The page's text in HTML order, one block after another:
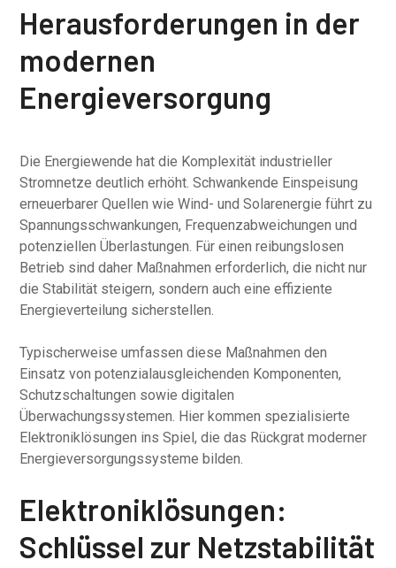
Herausforderungen in der
modernen
Energieversorgung
Die Energiewende hat die Komplexität industrieller
Stromnetze deutlich erhöht. Schwankende Einspeisung
erneuerbarer Quellen wie Wind- und Solarenergie führt zu
Spannungsschwankungen, Frequenzabweichungen und
potenziellen Überlastungen. Für einen reibungslosen
Betrieb sind daher Maßnahmen erforderlich, die nicht nur
die Stabilität steigern, sondern auch eine effiziente
Energieverteilung sicherstellen.
Typischerweise umfassen diese Maßnahmen den
Einsatz von potenzialausgleichenden Komponenten,
Schutzschaltungen sowie digitalen
Überwachungssystemen. Hier kommen spezialisierte
Elektroniklösungen ins Spiel, die das Rückgrat moderner
Energieversorgungssysteme bilden.
Elektroniklösungen:
Schlüssel zur Netzstabilität